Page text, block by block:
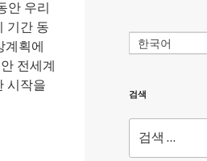
안 우리
기간 동
계획에
전세계
시작을
한국어
검색
색: